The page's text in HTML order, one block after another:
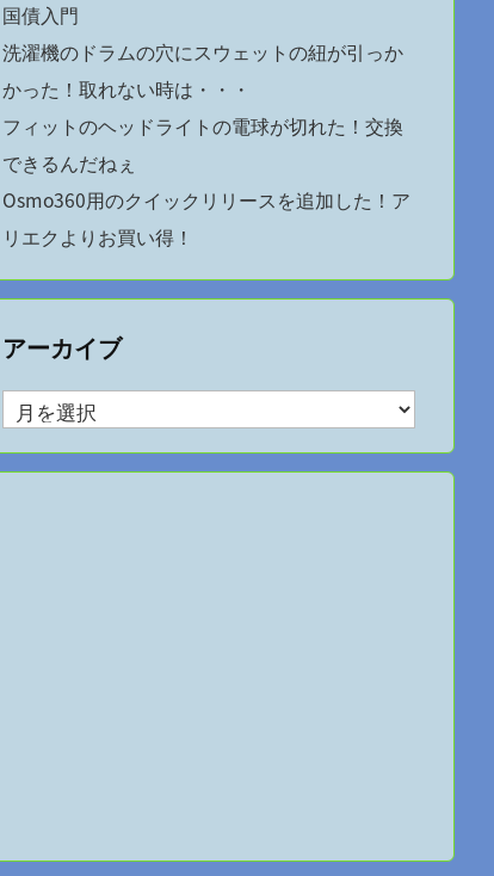
国債入門
洗濯機のドラムの穴にスウェットの紐が引っか
かった！取れない時は・・・
フィットのヘッドライトの電球が切れた！交換
できるんだねぇ
Osmo360用のクイックリリースを追加した！ア
リエクよりお買い得！
アーカイブ
ア
ー
カ